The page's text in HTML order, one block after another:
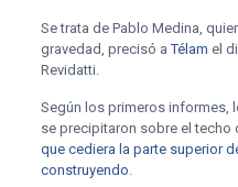
Se trata de Pablo Medina,
gravedad, precisó aTélam el
Revidatti.
Según los primeros informes,
se precipitaron sobre el techo
que cediera la parte superior
construyendo.